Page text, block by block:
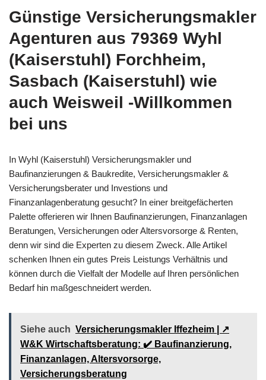
Günstige Versicherungsmakler
Agenturen aus 79369 Wyhl
(Kaiserstuhl) Forchheim,
Sasbach (Kaiserstuhl) wie
auch Weisweil -Willkommen
bei uns
In Wyhl (Kaiserstuhl) Versicherungsmakler und
Baufinanzierungen & Baukredite, Versicherungsmakler &
Versicherungsberater und Investions und
Finanzanlagenberatung gesucht? In einer breitgefächerten
Palette offerieren wir Ihnen Baufinanzierungen, Finanzanlagen
Beratungen, Versicherungen oder Altersvorsorge & Renten,
denn wir sind die Experten zu diesem Zweck. Alle Artikel
schenken Ihnen ein gutes Preis Leistungs Verhältnis und
können durch die Vielfalt der Modelle auf Ihren persönlichen
Bedarf hin maßgeschneidert werden.
Siehe auch Versicherungsmakler Iffezheim | ↗️
W&K Wirtschaftsberatung: ✔️ Baufinanzierung,
Finanzanlagen, Altersvorsorge,
Versicherungsberatung